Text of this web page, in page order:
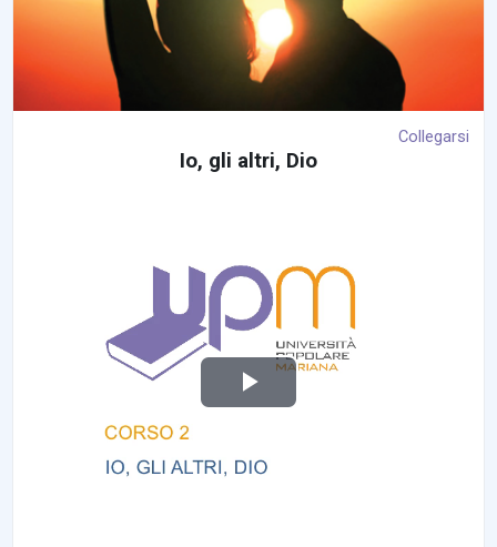
ي
د
ي
Collegarsi
Io, gli altri, Dio
تشغيل الفيديو